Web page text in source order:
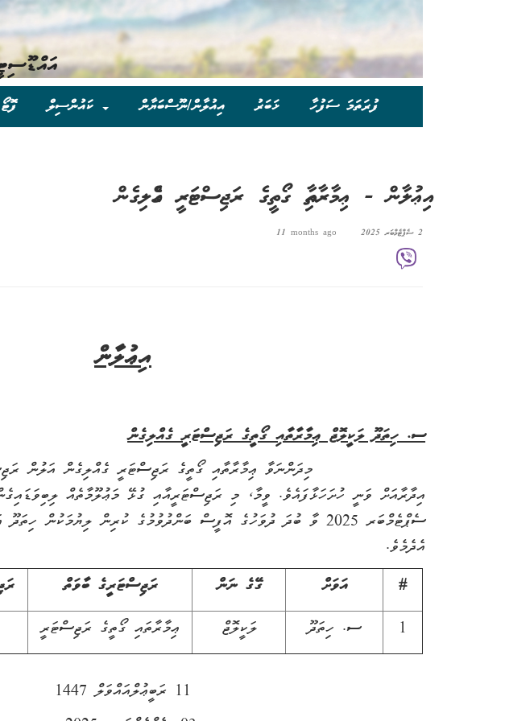
ފުރަތަމަ ސަފުހާ ޚަބަރު އިއުލާން/ނޫސްބަޔާން
އިޢުލާން - ޢިމާރާތާއި ގޯތީގެ ރަޖިސްޓަރީ ގެއްލިގެން
2 ސެޕްޓެމްބަރ 2025 11 months ago
އިޢުލާން
ސ. ހިތަދޫ ލަކީލޮޖް ޢިމާރާތާއި ގޯތީގެ ރަޖިސްޓަރީ ގެއްލިގެން
މިދަންނަވާ ޢިމާރާތާއި ގޯތީގެ ރަޖިސްޓަރީ ގެއްލިގެން އަލުން
ސެޕްޓެމްބަރ 2025 ވާ ބުދަ ދުވަހުގެ އޮފީސް ބަންދުވުމުގެ ކުރިން ލިޔުމަކުން
އެދެމެވެ.
#
އަވަށް ގޭގެ ނަން ރަޖިސްޓަރީގެ ބާވަތް
1
ސ. ހިތަދޫ ލަކީލޮޖް ޢިމާރާތައި ގޯތީގެ ރަޖިސްޓަރީ
11 ރަބީޢުލްއައްވަލް 1447